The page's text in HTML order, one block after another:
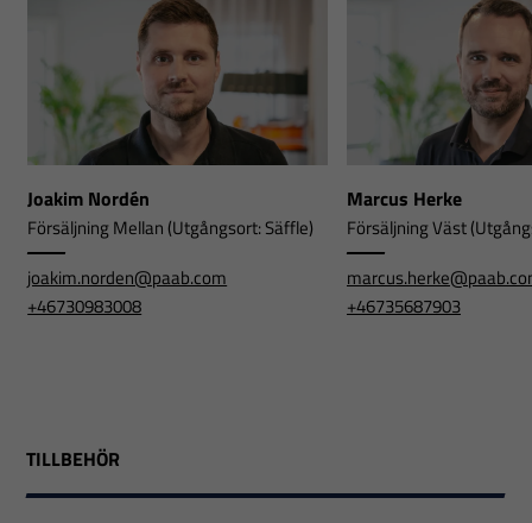
Joakim Nordén
Försäljning Mellan (Utgångsort: Säffle)
joakim.norden@paab.com
+46730983008
Marcus Herke
Försäljning Väst
+46735687903
TILLBEHÖR